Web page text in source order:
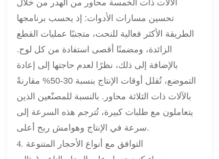
الآلات ذات الخمسة محاور من الهدر من خلال
تحسين مسارات الأدوات: إذ يحسب برنامجها
الطريقة الأكثر فعالية للنحت، متجنبًا عمليات القطع
الزائدة، ومضمنًا أقصى استفادة من كل لوح.
بالإضافة إلى ذلك، نظرًا لعدم حاجتها إلى إعادة
التموضع، تُقلل أوقات الإنتاج بنسبة 30-50% مقارنةً
بالآلات ذات الثلاثة محاور. بالنسبة للمصنّعين الذين
يتعاملون مع طلبات كبيرة، تُترجم هذه السرعة إلى
سرعة في الإنتاج وهوامش ربح أعلى.
4. التوافق مع أنواع الأحجار المتنوعة